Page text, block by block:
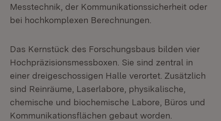
Messtechnik, der Kommunikationssicherheit oder
bei hochkomplexen Berechnungen.
Das Kernstück des Forschungsbaus bilden vier
Hochpräzisionsmessboxen. Sie sind zentral in
einer dreigeschossigen Halle verortet. Zusätzlich
sind Reinräume, Laserlabore, physikalische,
chemische und biochemische Labore, Büros und
Kommunikationsflächen gebaut worden.